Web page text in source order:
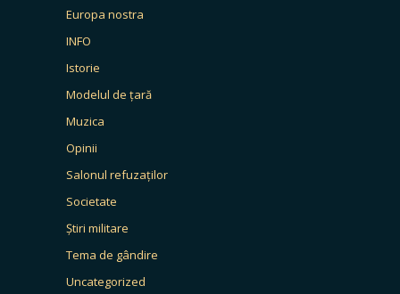
Europa nostra
INFO
Istorie
Modelul de țară
Muzica
Opinii
Salonul refuzaților
Societate
Știri militare
Tema de gândire
Uncategorized